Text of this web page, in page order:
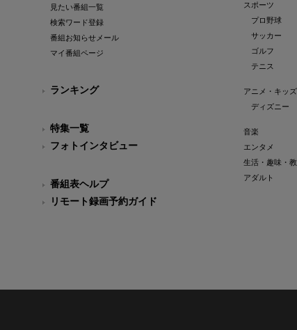
見たい番組一覧
検索ワード登録
番組お知らせメール
マイ番組ページ
ランキング
特集一覧
フォトインタビュー
番組表ヘルプ
リモート録画予約ガイド
スポーツ
プロ野球
サッカー
ゴルフ
テニス
アニメ・キッズ
ディズニー
音楽
エンタメ
生活・趣味・
アダルト